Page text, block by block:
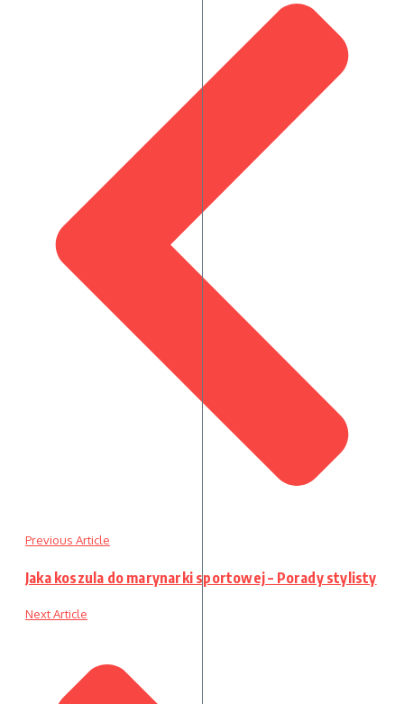
Previous Article
Jaka koszula do marynarki sportowej – Porady stylisty
Next Article